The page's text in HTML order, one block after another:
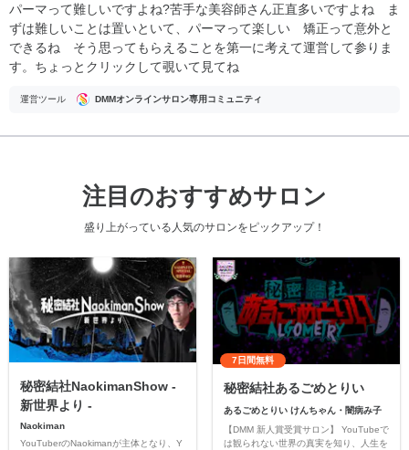
パーマって難しいですよね?苦手な美容師さん正直多いですよね ま
ずは難しいことは置いといて、パーマって楽しい 矯正って意外と
できるね そう思ってもらえることを第一に考えて運営して参りま
す。ちょっとクリックして覗いて見てね
運営ツール DMMオンラインサロン専用コミュニティ
注目のおすすめサロン
盛り上がっている人気のサロンをピックアップ！
秘密結社NaokimanShow -
新世界より -
Naokiman
YouTuberのNaokimanが主体となり、Y
7日間無料
秘密結社あるごめとりい
あるごめとりい けんちゃん・闇病み子
【DMM 新人賞受賞サロン】 YouTubeで
は観られない世界の真実を知り、人生を